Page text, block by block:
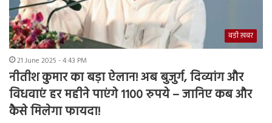
बड़ी ख़बर
21 June 2025 - 4:43 PM
नीतीश कुमार का बड़ा ऐलान! अब बुजुर्ग, दिव्यांग और
विधवाएं हर महीने पाएंगे 1100 रुपये – जानिए कब और
कैसे मिलेगा फायदा!